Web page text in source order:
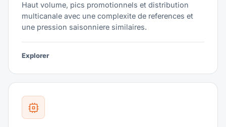
Haut volume, pics promotionnels et distribution
multicanale avec une complexite de references et
une pression saisonniere similaires.
Explorer